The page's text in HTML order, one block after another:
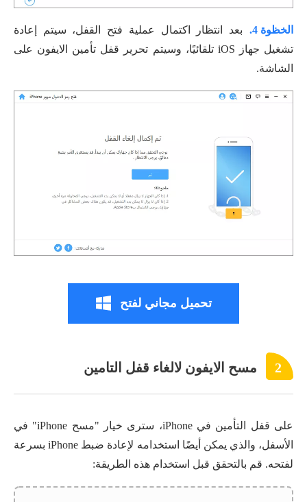
الخظوة 4.
بعد انتظار اكتمال عملية فتح القفل، سيتم إعادة
تشغيل جهاز iOS تلقائيًا، وسيتم تحرير قفل تأمين الايفون على
الشاشة.
تحميل مجاني لفتح
2 مسح الايفون لالغاء قفل التامين
على قفل التأمين في iPhone، سترى خيار "مسح iPhone" في
الأسفل، والذي يمكن أيضًا استخدامه لإعادة ضبط iPhone بسرعة
لفتحه. قم بالتحقق قبل استخدام هذه الطريقة: